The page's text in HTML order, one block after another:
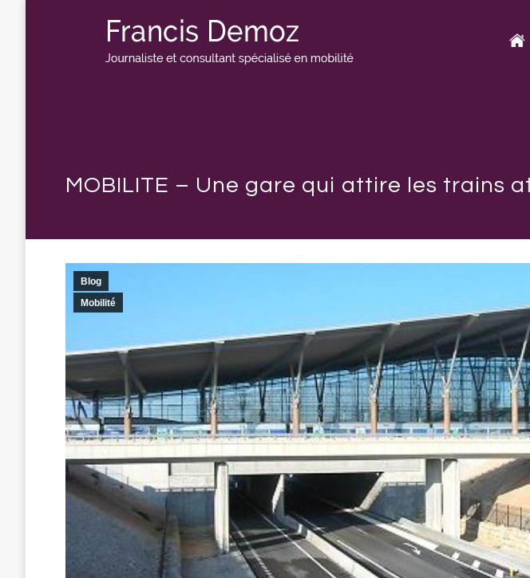
MOBILITE – Une gare qui attire les trains
Blog
Mobilité